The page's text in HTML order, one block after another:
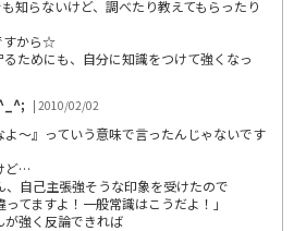
知らないけど、調べたり教えてもらったり
すから☆
ためにも、自分に知識をつけて強くなっ
| 2010/02/02
よ～』っていう意味で言ったんじゃないです
ど…
、自己主張強そうな印象を受けたので
ってますよ！一般常識はこうだよ！」
が強く反論できれば